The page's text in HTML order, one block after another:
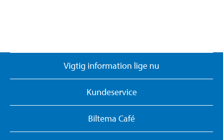
Vigtig information lige nu
Kundeservice
Biltema Café